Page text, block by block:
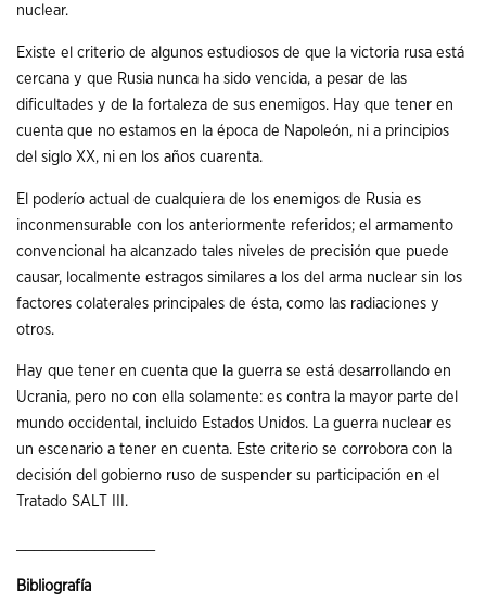
nuclear.
Existe el criterio de algunos estudiosos de que la victoria rusa está
cercana y que Rusia nunca ha sido vencida, a pesar de las
dificultades y de la fortaleza de sus enemigos. Hay que tener en
cuenta que no estamos en la época de Napoleón, ni a principios
del siglo XX, ni en los años cuarenta.
El poderío actual de cualquiera de los enemigos de Rusia es
inconmensurable con los anteriormente referidos; el armamento
convencional ha alcanzado tales niveles de precisión que puede
causar, localmente estragos similares a los del arma nuclear sin los
factores colaterales principales de ésta, como las radiaciones y
otros.
Hay que tener en cuenta que la guerra se está desarrollando en
Ucrania, pero no con ella solamente: es contra la mayor parte del
mundo occidental, incluido Estados Unidos. La guerra nuclear es
un escenario a tener en cuenta. Este criterio se corrobora con la
decisión del gobierno ruso de suspender su participación en el
Tratado SALT III.
Bibliografía